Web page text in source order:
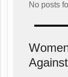
No posts